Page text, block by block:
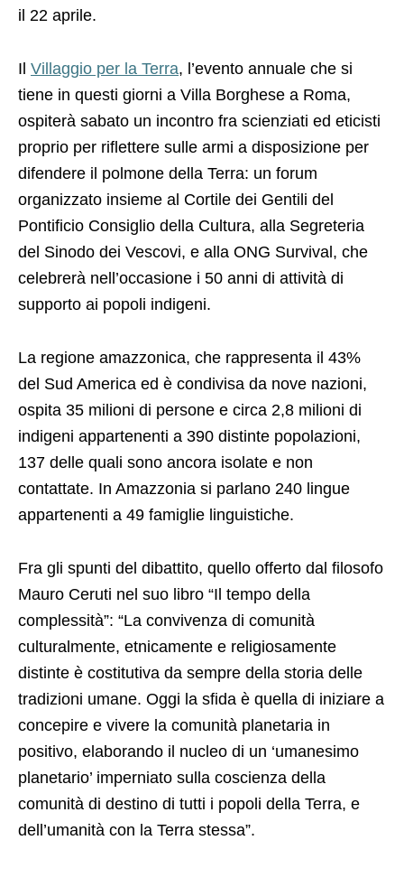
il 22 aprile.
Il Villaggio per la Terra, l’evento annuale che si
tiene in questi giorni a Villa Borghese a Roma,
ospiterà sabato un incontro fra scienziati ed eticisti
proprio per riflettere sulle armi a disposizione per
difendere il polmone della Terra: un forum
organizzato insieme al Cortile dei Gentili del
Pontificio Consiglio della Cultura, alla Segreteria
del Sinodo dei Vescovi, e alla ONG Survival, che
celebrerà nell’occasione i 50 anni di attività di
supporto ai popoli indigeni.
La regione amazzonica, che rappresenta il 43%
del Sud America ed è condivisa da nove nazioni,
ospita 35 milioni di persone e circa 2,8 milioni di
indigeni appartenenti a 390 distinte popolazioni,
137 delle quali sono ancora isolate e non
contattate. In Amazzonia si parlano 240 lingue
appartenenti a 49 famiglie linguistiche.
Fra gli spunti del dibattito, quello offerto dal filosofo
Mauro Ceruti nel suo libro “Il tempo della
complessità”: “La convivenza di comunità
culturalmente, etnicamente e religiosamente
distinte è costitutiva da sempre della storia delle
tradizioni umane. Oggi la sfida è quella di iniziare a
concepire e vivere la comunità planetaria in
positivo, elaborando il nucleo di un ‘umanesimo
planetario’ imperniato sulla coscienza della
comunità di destino di tutti i popoli della Terra, e
dell’umanità con la Terra stessa”.